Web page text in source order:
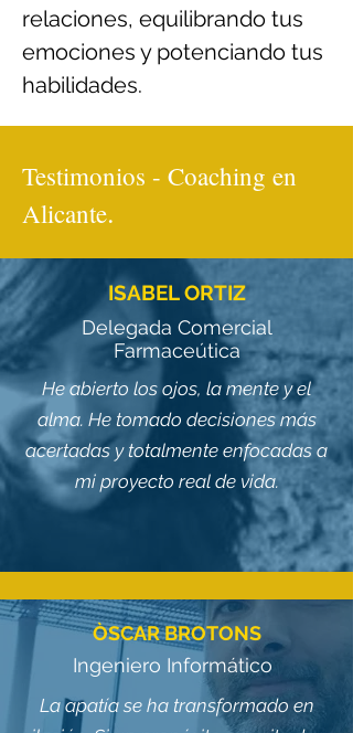
relaciones, equilibrando tus
emociones y potenciando tus
habilidades.
Testimonios - Coaching en
Alicante.
ISABEL ORTIZ
Delegada Comercial
Farmaceútica
He abierto los ojos, la mente y el
alma. He tomado decisiones más
acertadas y totalmente enfocadas a
mi proyecto real de vida.
ÒSCAR BROTONS
Ingeniero Informático
La apatía se ha transformado en